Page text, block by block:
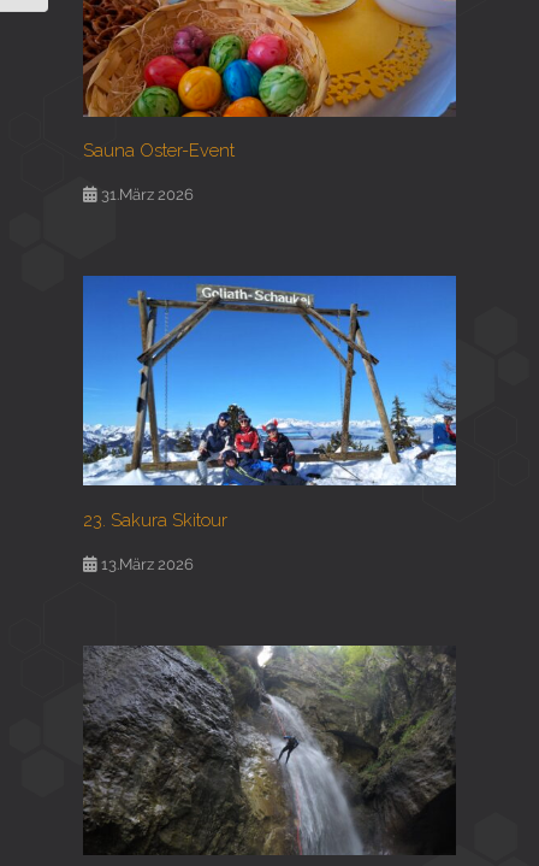
Sauna Oster-Event
31.März 2026
23. Sakura Skitour
13.März 2026